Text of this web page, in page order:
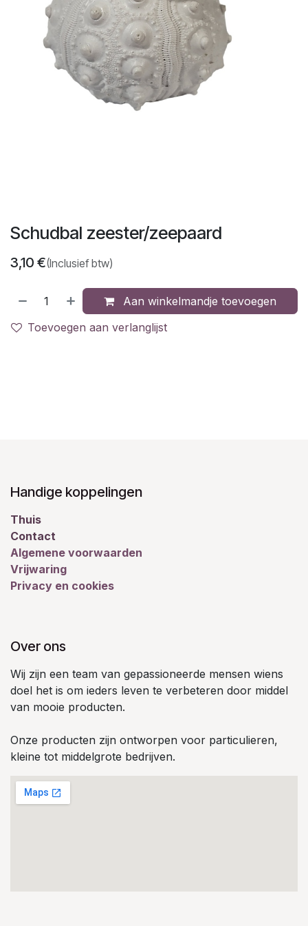
Schudbal zeester/zeepaard
3,10 €(Inclusief btw)
Aan winkelmandje toevoegen
Toevoegen aan verlanglijst
Handige koppelingen
Thuis
Contact
Algemene voorwaarden
Vrijwaring
Privacy en cookies
Over ons
Wij zijn een team van gepassioneerde mensen wiens
doel het is om ieders leven te verbeteren door middel
van mooie producten.
Onze producten zijn ontworpen voor particulieren,
kleine tot middelgrote bedrijven.